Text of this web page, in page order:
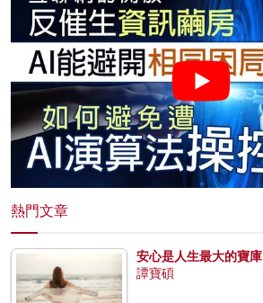
熱門文章
安心是人生最大的寶庫
譚寶碩